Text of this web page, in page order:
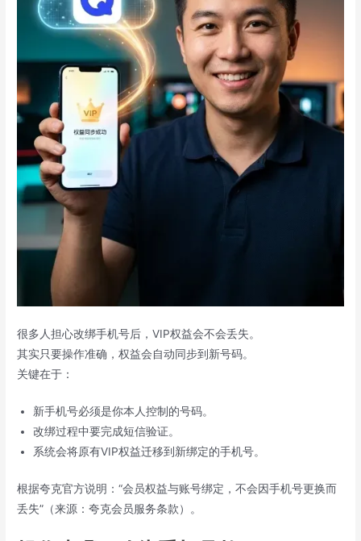
很多人担心改绑手机号后，VIP权益会不会丢失。
其实只要操作准确，权益会自动同步到新号码。
关键在于：
新手机号必须是你本人控制的号码。
改绑过程中要完成短信验证。
系统会将原有VIP权益迁移到新绑定的手机号。
根据夸克官方说明：“会员权益与账号绑定，不会因手机号更换而
丢失”（来源：夸克会员服务条款）。